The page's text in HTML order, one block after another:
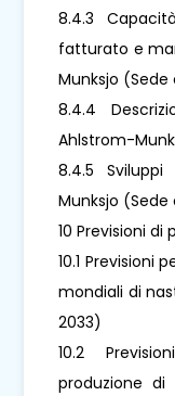
8.4.3
fatturato e
Munksjo
8.4.4
Ahlstrom-
8.4.5
Munksjo
10 Previsioni
10.1 Previsioni
mondiali di
2033)
10.2
produzione